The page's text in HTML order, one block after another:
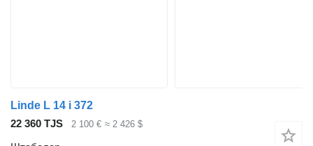
Linde L 14 i 372
22 360 TJS
2 100 € ≈ 2 426 $